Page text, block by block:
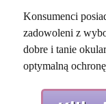
Konsumenci
zadowoleni z
dobre i tanie
optymalną